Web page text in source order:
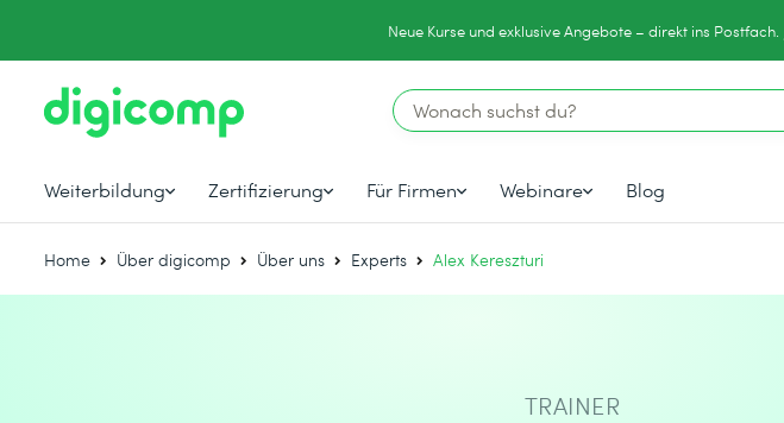
Neue Kurse und exklusive Angebote – direkt ins Postfach.
Weiterbildung Zertifizierung Für Firmen Webinare Blog
Home Über digicomp Über uns Experts Alex Kereszturi
TRAINER